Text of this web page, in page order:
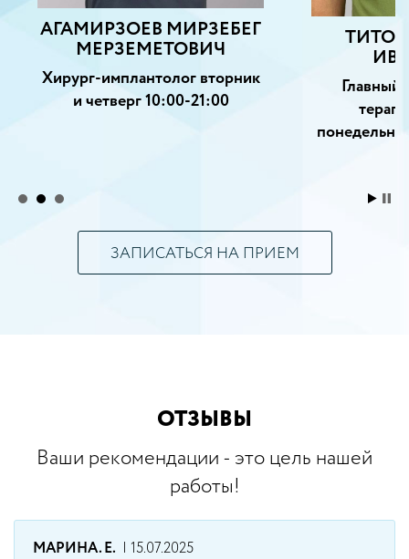
АГАМИРЗОЕВ МИРЗЕБЕГ
МЕРЗЕМЕТОВИЧ
Хирург-имплантолог вторник
и четверг 10:00-21:00
ТИТОВ
Главный
ЗАПИСАТЬСЯ НА ПРИЕМ
ОТЗЫВЫ
Ваши рекомендации - это цель нашей
работы!
МАРИНА. Е.
| 15.07.2025